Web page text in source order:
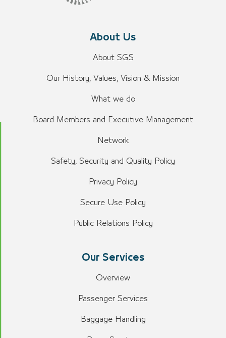
About Us
About SGS
Our History, Values, Vision & Mission
What we do
Board Members and Executive Management
Network
Safety, Security and Quality Policy
Privacy Policy
Secure Use Policy
Public Relations Policy
Our Services
Overview
Passenger Services
Baggage Handling